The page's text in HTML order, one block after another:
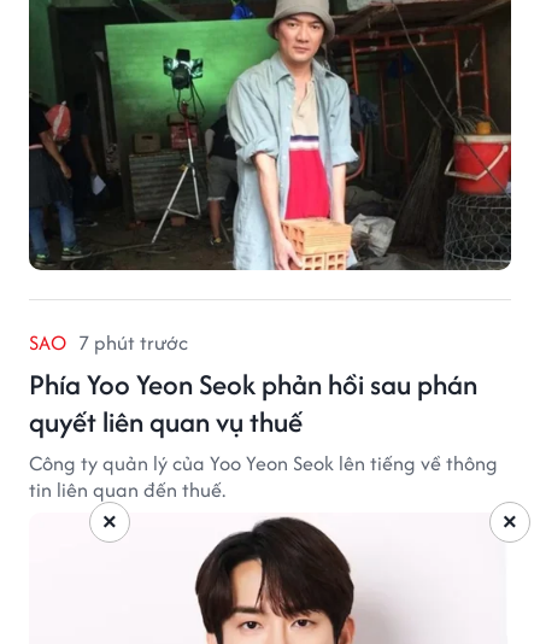
SAO 7 phút trước
Phía Yoo Yeon Seok phản hồi sau phán
quyết liên quan vụ thuế
Công ty quản lý của Yoo Yeon Seok lên tiếng về thông
tin liên quan đến thuế.
×
×